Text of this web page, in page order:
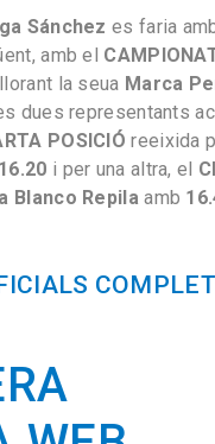
Sánchez es faria
amb el
la seua Marca
dues representants
POSICIÓ reeixida
16.20 i per una altra, el
Blanco Repila amb